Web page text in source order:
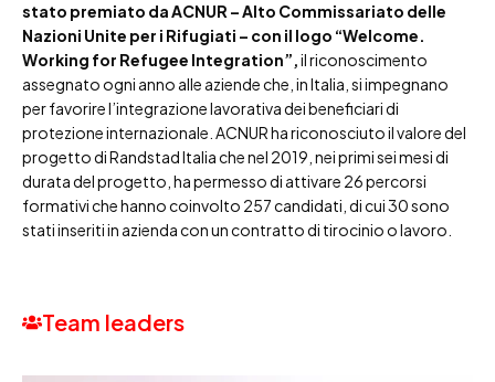
stato premiato da ACNUR – Alto Commissariato delle
Nazioni Unite per i Rifugiati – con il logo “Welcome.
Working for Refugee Integration”,il riconoscimento
assegnato ogni anno alle aziende che, in Italia, si impegnano
per favorire l’integrazione lavorativa dei beneficiari di
protezione internazionale. ACNUR ha riconosciuto il valore del
progetto di Randstad Italia che nel 2019, nei primi sei mesi di
durata del progetto, ha permesso di attivare 26 percorsi
formativi che hanno coinvolto 257 candidati, di cui 30 sono
stati inseriti in azienda con un contratto di tirocinio o lavoro.
Team leaders